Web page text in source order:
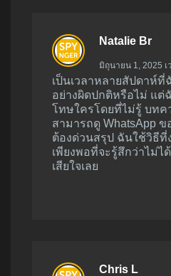
Natalie Br
มิถุนายน 1, 2025 เ
เป็นเวลาหลายสัปดาห์ที่
อย่างผิดปกติหรือไม่ แต่
โทษใครโดยที่ไม่รู้ บท
สามารถดู WhatsApp
ต้องด่วนสรุป ฉันใช้วิธีที่
เพียงพอที่จะรู้สึกว่าไม่ไ
เสียใจเลย
Chris L